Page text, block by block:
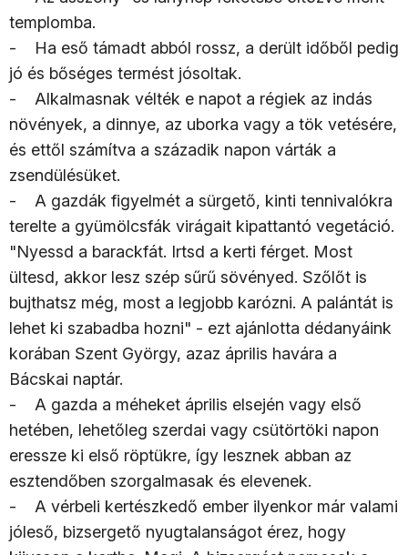
templomba.
- Ha eső támadt abból rossz, a derült időből pedig
jó és bőséges termést jósoltak.
- Alkalmasnak vélték e napot a régiek az indás
növények, a dinnye, az uborka vagy a tök vetésére,
és ettől számítva a századik napon várták a
zsendülésüket.
- A gazdák figyelmét a sürgető, kinti tennivalókra
terelte a gyümölcsfák virágait kipattantó vegetáció.
"Nyessd a barackfát. Irtsd a kerti férget. Most
ültesd, akkor lesz szép sűrű sövényed. Szőlőt is
bujthatsz még, most a legjobb karózni. A palántát is
lehet ki szabadba hozni" - ezt ajánlotta dédanyáink
korában Szent György, azaz április havára a
Bácskai naptár.
- A gazda a méheket április elsején vagy első
hetében, lehetőleg szerdai vagy csütörtöki napon
eressze ki első röptükre, így lesznek abban az
esztendőben szorgalmasak és elevenek.
- A vérbeli kertészkedő ember ilyenkor már valami
jóleső, bizsergető nyugtalanságot érez, hogy